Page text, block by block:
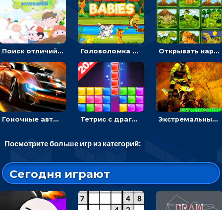
Поиск отличий на картинках с детьми - головоломка Головоломка Звери-малыши: открывай карточки по очереди, чтобы найти одинаковые Открывать картинки с динозаврами и складывать в пары по памяти - головоломка
Гоночные авто в пазлах: разбей картинку и собери снова Тетрис с драгоценными камнями: расставляй блоки, чтобы получить линию - головоломка Экстремальные пазлы с квадроциклами: собирать крутые тачки
Посмотрите больше игр из категорий:
Сегодня играют